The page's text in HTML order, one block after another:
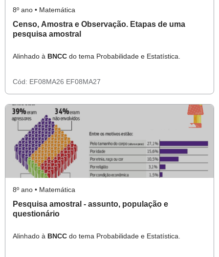
8º ano • Matemática
Censo, Amostra e Observação. Etapas de uma
pesquisa amostral
Alinhado à BNCC do tema Probabilidade e Estatística.
Cód: EF08MA26 EF08MA27
8º ano • Matemática
Pesquisa amostral - assunto, população e
questionário
Alinhado à BNCC do tema Probabilidade e Estatística.